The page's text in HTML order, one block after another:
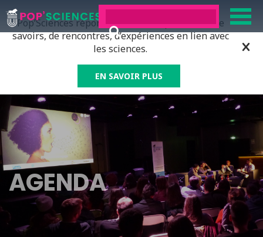
Pop’Sciences répond à tous ceux qui ont soif de
savoirs, de rencontres, d’expériences en lien avec
les sciences.
EN SAVOIR PLUS
AGENDA